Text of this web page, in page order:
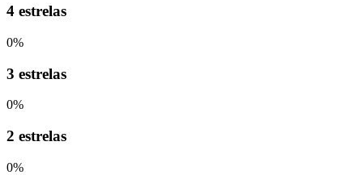
4 estrelas
0%
3 estrelas
0%
2 estrelas
0%